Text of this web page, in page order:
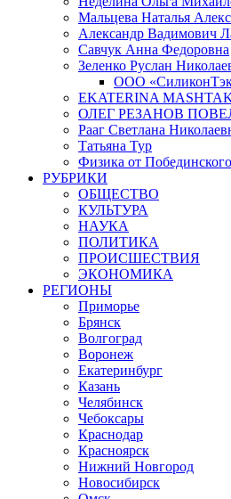
Мальцева Наталья
Александр Вадимович
Савчук Анна Федоровна
Зеленко Руслан
ООО
EKATERINA
ОЛЕГ РЕЗАНОВ
Рааг Светлана
Татьяна Тур
Физика от Побединского
РУБРИКИ
ОБЩЕСТВО
КУЛЬТУРА
НАУКА
ПОЛИТИКА
ПРОИСШЕСТВИЯ
ЭКОНОМИКА
РЕГИОНЫ
Приморье
Брянск
Волгоград
Воронеж
Екатеринбург
Казань
Челябинск
Чебоксары
Краснодар
Красноярск
Нижний Новгород
Новосибирск